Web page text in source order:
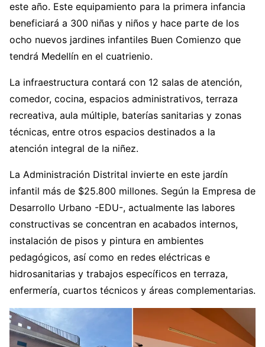
este año. Este equipamiento para la primera infancia
beneficiará a 300 niñas y niños y hace parte de los
ocho nuevos jardines infantiles Buen Comienzo que
tendrá Medellín en el cuatrienio.
La infraestructura contará con 12 salas de atención,
comedor, cocina, espacios administrativos, terraza
recreativa, aula múltiple, baterías sanitarias y zonas
técnicas, entre otros espacios destinados a la
atención integral de la niñez.
La Administración Distrital invierte en este jardín
infantil más de $25.800 millones. Según la Empresa de
Desarrollo Urbano -EDU-, actualmente las labores
constructivas se concentran en acabados internos,
instalación de pisos y pintura en ambientes
pedagógicos, así como en redes eléctricas e
hidrosanitarias y trabajos específicos en terraza,
enfermería, cuartos técnicos y áreas complementarias.